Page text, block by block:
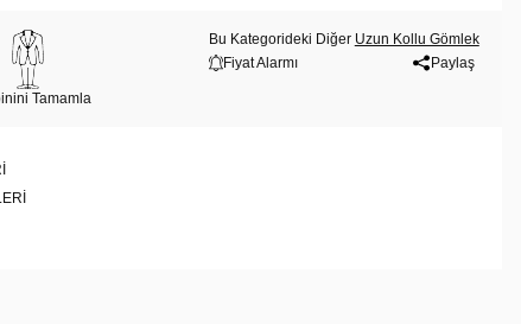
Tamamla
Bu Kategorideki Diğer Uzun Kollu Gömlek
Fiyat Alarmı
Paylaş